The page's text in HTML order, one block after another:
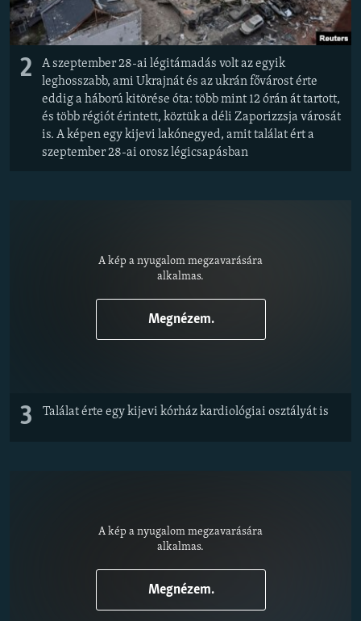
2
A szeptember 28-ai légitámadás volt az egyik
leghosszabb, ami Ukrajnát és az ukrán fővárost érte
eddig a háború kitörése óta: több mint 12 órán át tartott,
és több régiót érintett, köztük a déli Zaporizzsja városát
is. A képen egy kijevi lakónegyed, amit találat ért a
szeptember 28-ai orosz légicsapásban
A kép a nyugalom megzavarására
alkalmas.
Megnézem.
3 Találat érte egy kijevi kórház kardiológiai osztályát is
A kép a nyugalom megzavarására
alkalmas.
Megnézem.